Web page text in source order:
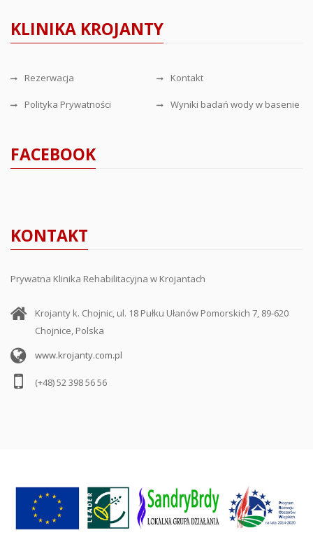
KLINIKA KROJANTY
Rezerwacja Kontakt
Polityka Prywatności Wyniki badań wody w basenie
FACEBOOK
KONTAKT
Prywatna Klinika Rehabilitacyjna w Krojantach
Krojanty k. Chojnic, ul. 18 Pułku Ułanów Pomorskich 7, 89-620
Chojnice, Polska
www.krojanty.com.pl
(+48) 52 398 56 56